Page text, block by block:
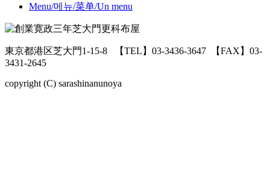
Menu/메뉴/菜单/Un menu
東京都港区芝大門1-15-8 【TEL】03-3436-3647
【FAX】03-
3431-2645
copyright (C) sarashinanunoya